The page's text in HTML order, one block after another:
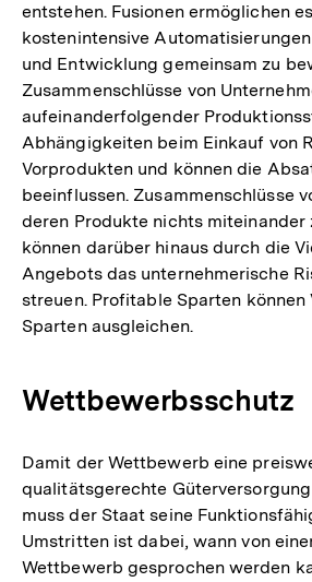
entstehen. Fusionen ermöglichen
kostenintensive
und Entwicklung gemeinsam zu
Zusammenschlüsse von
aufeinanderfolgender
Abhängigkeiten beim Einkauf von
Vorprodukten und können die
beeinflussen. Zusammenschlüsse
deren Produkte nichts miteinander
können darüber hinaus durch die
Angebots das unternehmerische
streuen. Profitable Sparten können
Sparten ausgleichen.
Wettbewerbsschutz
Damit der Wettbewerb eine
qualitätsgerechte
muss der Staat seine
Umstritten ist dabei, wann von
Wettbewerb gesprochen werden